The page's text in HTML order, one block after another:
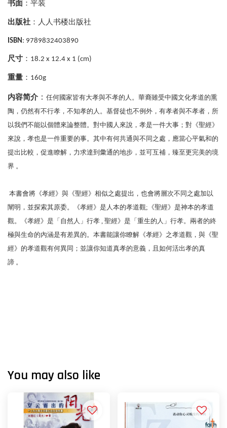
书面 ：平装
出版社 ：人人书楼出版社
ISBN : 9789832403890
尺寸 ： 18.2 x 12.4 x 1 (cm)
重量 ： 160g
内容简介 ： 任何國家皆有大孝與不孝的人。華裔雖受中國文化孝道的熏
陶，仍然有不行孝，不知孝的人。基督徒也不例外，有孝者與不孝者，所
以我們不能以個體來論整體。對中國人來說，孝是一件大事；對《聖經》
來說，孝也是一件重要的事。其中有何共通與不同之處，應當心平氣和的
提出比較，促進瞭解，力求達到彙通的地步，並可互補，臻至更完美的境
界 。
本書會將《孝經》與《聖經》相似之處提出，也會將層次不同之處加以
闡明，並探索其原委。《孝經》是人本的孝道觀; 《聖經》是神本的孝道
觀。《孝經》是「自然人」行孝 聖經》是「重生的人」行孝。兩者的終
極與生命的內涵是有差異的。本書能讓你瞭解《孝經》之孝道觀，與《聖
經》的孝道觀有何異同；並讓你知道真孝的意義，且如何活出孝的真
諦 。
You may also like